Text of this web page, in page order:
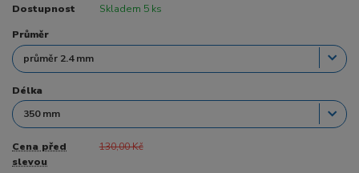
Dostupnost Skladem 5 ks
Průměr
Délka
Cena před
slevou
130,00 Kč